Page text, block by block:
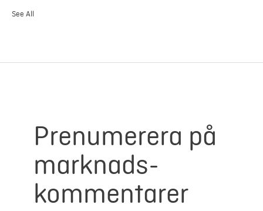
See All
Prenumerera på
marknads-
kommentarer